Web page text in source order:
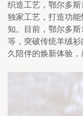
织造工艺，鄂尔多
独家工艺，打造功
知。目前，鄂尔多
等，突破传统羊绒
久陪伴的焕新体验，